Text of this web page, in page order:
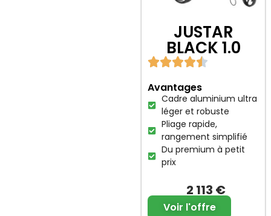
JUSTAR
BLACK 1.0
Avantages
Cadre aluminium ultra
léger et robuste
Pliage rapide,
rangement simplifié
Du premium à petit
prix
2 113 €
Voir l'offre